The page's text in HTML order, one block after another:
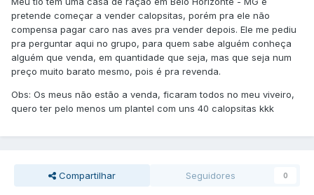
pretende começar a vender calopsitas, porém pra ele não
compensa pagar caro nas aves pra vender depois. Ele me pediu
pra perguntar aqui no grupo, para quem sabe alguém conheça
alguém que venda, em quantidade que seja, mas que seja num
preço muito barato mesmo, pois é pra revenda.
Obs: Os meus não estão a venda, ficaram todos no meu viveiro,
quero ter pelo menos um plantel com uns 40 calopsitas kkk
Compartilhar Seguidores 0